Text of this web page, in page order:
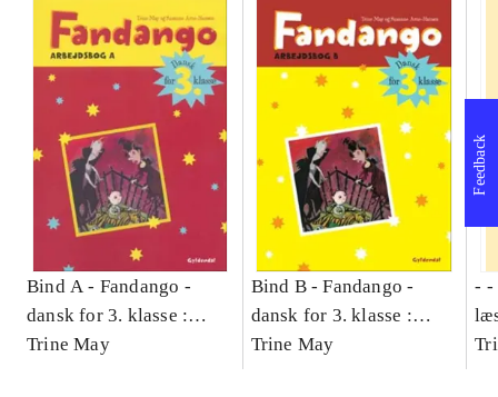
Bind A - Fandango -
dansk for 3. klasse :
grundbog -- Arbejdsbog.
Trine May
Bind B -Fandango -
dansk for 3. klasse :
grundbog -- Arbejdsbog.
Trine May
- -
-
Feedback